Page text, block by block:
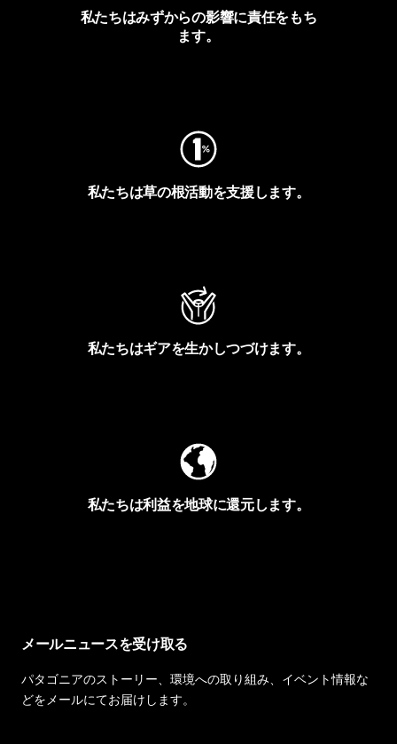
私たちはみずからの影響に責任をもち
ます。
私たちは草の根活動を支援します。
私たちはギアを生かしつづけます。
私たちは利益を地球に還元します。
メールニュースを受け取る
パタゴニアのストーリー、環境への取り組み、イベント情報な
どをメールにてお届けします。